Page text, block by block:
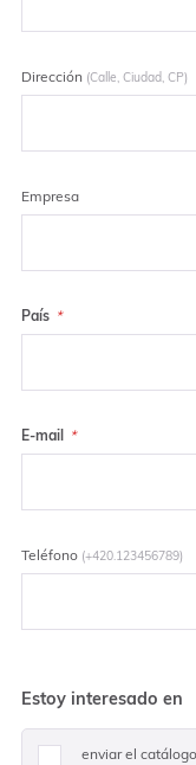
Dirección (Calle, Ciudad, CP)
Empresa
País
E-mail
Teléfono (+420.123456789)
Estoy interesado en
enviar el catálogo